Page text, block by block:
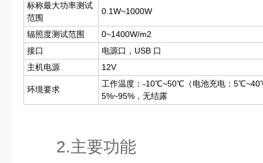
标称最大功率测试
范围
0.1W~1000W
辐照度测试范围
0~1400W/m2
接口
电源口，USB 口
主机电源
12V
环境要求
工作温度：-10℃~50℃（电池充电：
5%~95%，无结露
2.主要功能